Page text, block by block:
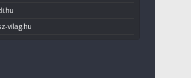
vilag.hu